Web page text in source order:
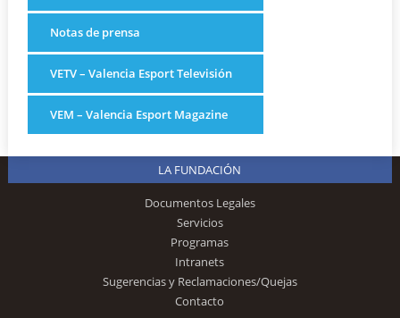
Notas de prensa
VETV – Valencia Esport Televisión
VEM – Valencia Esport Magazine
LA FUNDACIÓN
Documentos Legales
Servicios
Programas
Intranets
Sugerencias y Reclamaciones/Quejas
Contacto